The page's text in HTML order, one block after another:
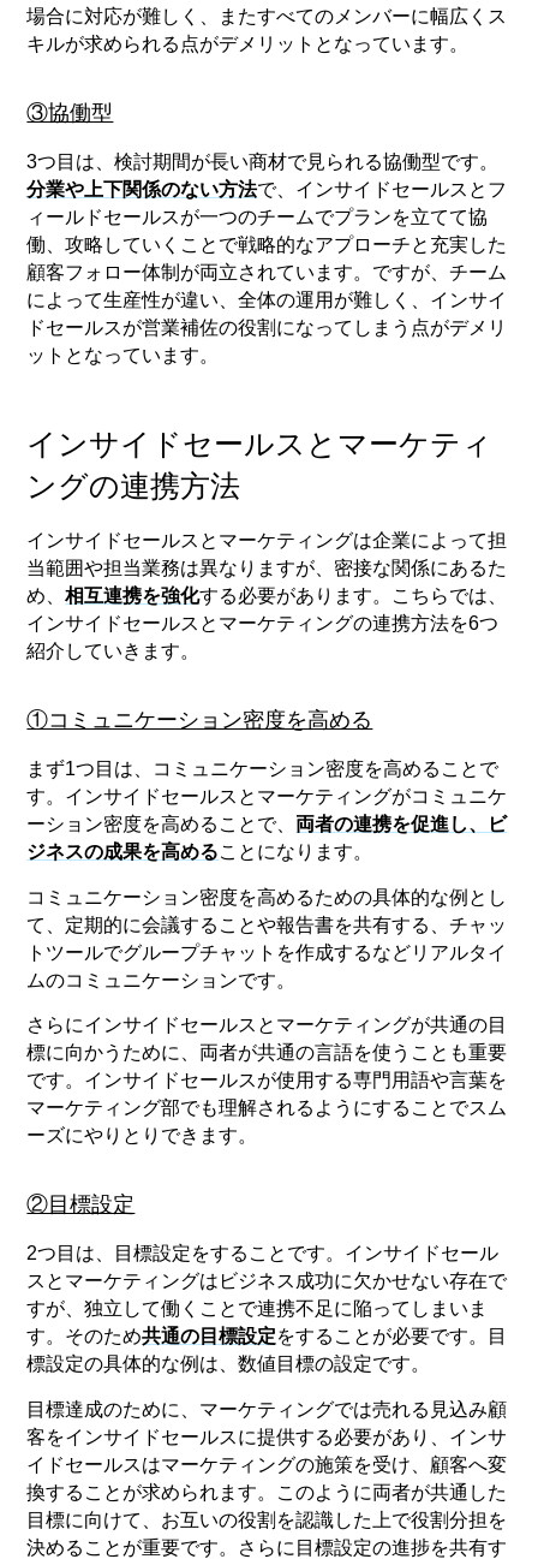
場合に対応が難しく、またすべてのメンバーに幅広くス
キルが求められる点がデメリットとなっています。
③協働型
3つ目は、検討期間が長い商材で見られる協働型です。
分業や上下関係のない方法で、インサイドセールスとフ
ィールドセールスが一つのチームでプランを立てて協
働、攻略していくことで戦略的なアプローチと充実した
顧客フォロー体制が両立されています。ですが、チーム
によって生産性が違い、全体の運用が難しく、インサイ
ドセールスが営業補佐の役割になってしまう点がデメリ
ットとなっています。
インサイドセールスとマーケティ
ングの連携方法
インサイドセールスとマーケティングは企業によって担
当範囲や担当業務は異なりますが、密接な関係にあるた
め、相互連携を強化する必要があります。こちらでは、
インサイドセールスとマーケティングの連携方法を6つ
紹介していきます。
①コミュニケーション密度を高める
まず1つ目は、コミュニケーション密度を高めることで
す。インサイドセールスとマーケティングがコミュニケ
ーション密度を高めることで、 両者の連携を促進し、ビ
ジネスの成果を高めることになります。
コミュニケーション密度を高めるための具体的な例とし
て、定期的に会議することや報告書を共有する、チャッ
トツールでグループチャットを作成するなどリアルタイ
ムのコミュニケーションです。
さらにインサイドセールスとマーケティングが共通の目
標に向かうために、両者が共通の言語を使うことも重要
です。インサイドセールスが使用する専門用語や言葉を
マーケティング部でも理解されるようにすることでスム
ーズにやりとりできます。
②目標設定
2つ目は、目標設定をすることです。インサイドセール
スとマーケティングはビジネス成功に欠かせない存在で
すが、独立して働くことで連携不足に陥ってしまいま
す。そのため共通の目標設定をすることが必要です。目
標設定の具体的な例は、数値目標の設定です。
目標達成のために、マーケティングでは売れる見込み顧
客をインサイドセールスに提供する必要があり、インサ
イドセールスはマーケティングの施策を受け、顧客へ変
換することが求められます。このように両者が共通した
目標に向けて、お互いの役割を認識した上で役割分担を
決めることが重要です。さらに目標設定の進捗を共有す